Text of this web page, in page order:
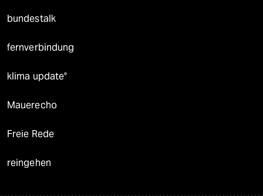
bundestalk
fernverbindung
klima update°
Mauerecho
Freie Rede
reingehen